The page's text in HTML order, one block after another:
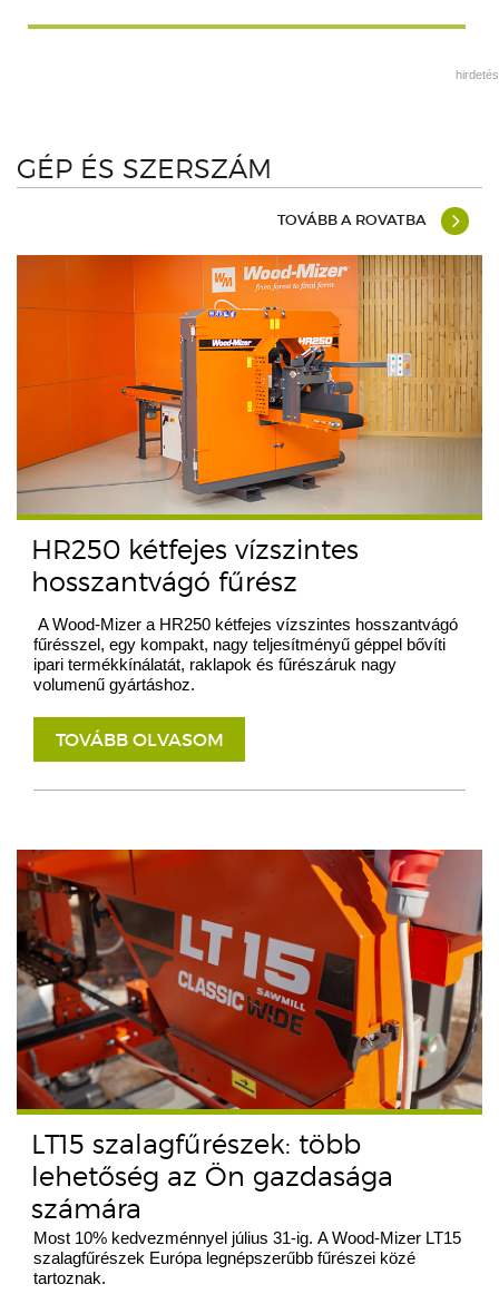
hirdetés
GÉP ÉS SZERSZÁM
TOVÁBB A ROVATBA
HR250 kétfejes vízszintes
hosszantvágó fűrész
A Wood-Mizer a HR250 kétfejes vízszintes hosszantvágó
fűrésszel, egy kompakt, nagy teljesítményű géppel bővíti
ipari termékkínálatát, raklapok és fűrészáruk nagy
volumenű gyártáshoz.
TOVÁBB OLVASOM
LT15 szalagfűrészek: több
lehetőség az Ön gazdasága
számára
Most 10% kedvezménnyel július 31-ig. A Wood-Mizer LT15
szalagfűrészek Európa legnépszerűbb fűrészei közé
tartoznak.